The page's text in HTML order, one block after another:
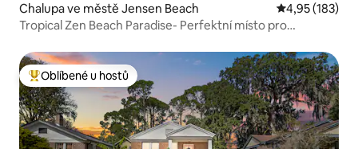
Chalupa ve městě Jensen Beach Průměrné
4,95 (183)
Tropical Zen Beach Paradise- Perfektní místo pro
Nejlepší v kategorii Oblíbené u hostů
Oblíbené u hostů